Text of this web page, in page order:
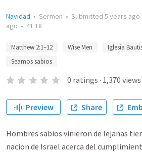
Navidad • Sermon • Submitted 5 years ago
ago • 41:18
Matthew 2:1–12 Wise Men
Iglesia
Seamos sabios
0 ratings · 1,370 views
Preview Share
Hombres sabios vinieron de lejanas
nacion de Israel acerca del